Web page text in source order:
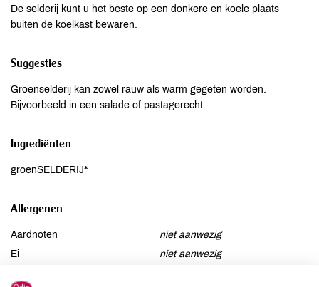
De selderij kunt u het beste op een donkere en koele plaats
buiten de koelkast bewaren.
Suggesties
Groenselderij kan zowel rauw als warm gegeten worden.
Bijvoorbeeld in een salade of pastagerecht.
Ingrediënten
groenSELDERIJ*
Allergenen
Aardnoten
niet aanwezig
Ei
niet aanwezig